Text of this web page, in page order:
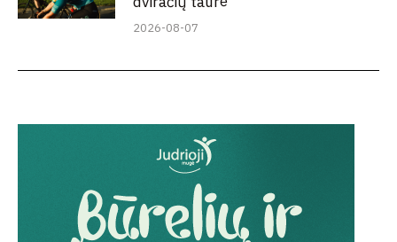
2026-08-07